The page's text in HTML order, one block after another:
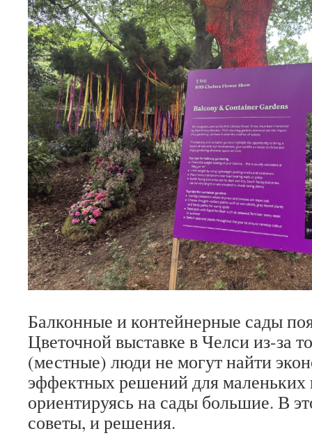
Балконные и контейнерные сады
Цветочной выставке в Челси из-за
(местные) люди не могут найти
эффектных решений для маленьких
ориентируясь на сады большие. В
советы, и решения.